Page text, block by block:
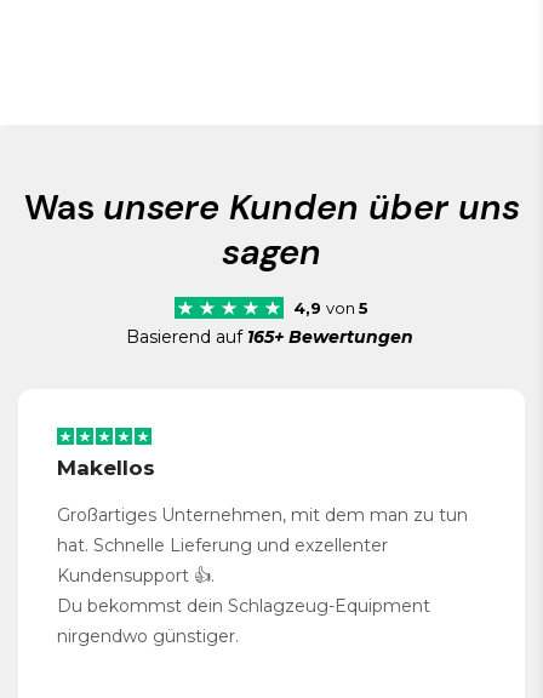
Was unsere Kunden über uns
sagen
4,9 von 5
Basierend auf 165+ Bewertungen
Makellos
Großartiges Unternehmen, mit dem man zu tun
hat. Schnelle Lieferung und exzellenter
Kundensupport 👍.
Du bekommst dein Schlagzeug-Equipment
nirgendwo günstiger.